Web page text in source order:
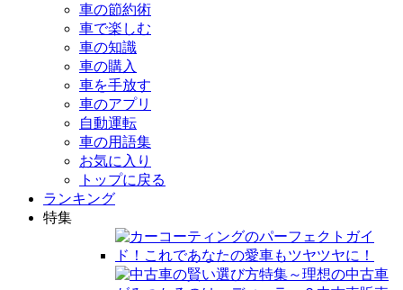
車の節約術
車で楽しむ
車の知識
車の購入
車を手放す
車のアプリ
自動運転
車の用語集
お気に入り
トップに戻る
ランキング
特集